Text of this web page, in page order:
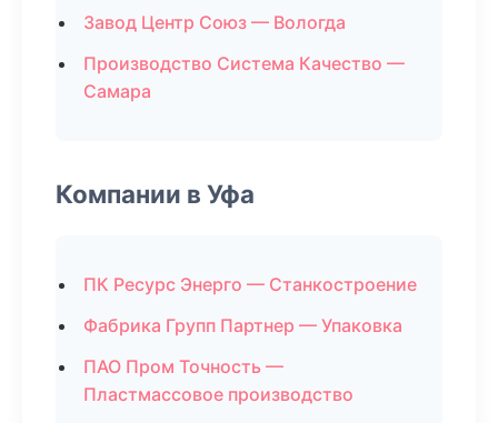
Завод Центр Союз — Вологда
Производство Система Качество —
Самара
Компании в Уфа
ПК Ресурс Энерго — Станкостроение
Фабрика Групп Партнер — Упаковка
ПАО Пром Точность —
Пластмассовое производство